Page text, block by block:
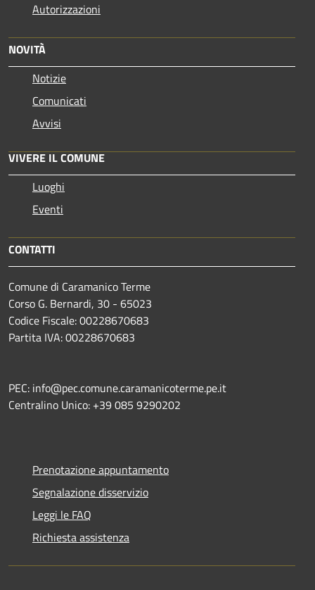
Autorizzazioni
NOVITÀ
Notizie
Comunicati
Avvisi
VIVERE IL COMUNE
Luoghi
Eventi
CONTATTI
Comune di Caramanico Terme
Corso G. Bernardi, 30 - 65023
Codice Fiscale: 00228670683
Partita IVA: 00228670683
PEC: info@pec.comune.caramanicoterme.pe.it
Centralino Unico: +39 085 9290202
Prenotazione appuntamento
Segnalazione disservizio
Leggi le FAQ
Richiesta assistenza